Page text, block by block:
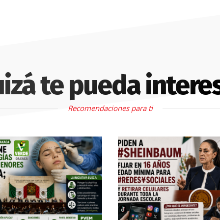
te pueda
Recomendaciones para ti